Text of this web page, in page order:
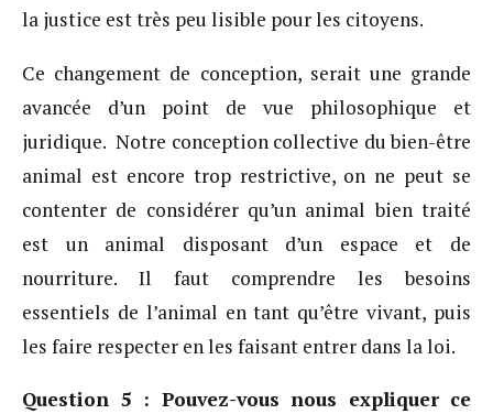
la justice est très peu lisible pour les citoyens.
Ce changement de conception, serait une grande
avancée d’un point de vue philosophique et
juridique. Notre conception collective du bien-être
animal est encore trop restrictive, on ne peut se
contenter de considérer qu’un animal bien traité
est un animal disposant d’un espace et de
nourriture. Il faut comprendre les besoins
essentiels de l’animal en tant qu’être vivant, puis
les faire respecter en les faisant entrer dans la loi.
Question 5 : Pouvez-vous nous expliquer ce